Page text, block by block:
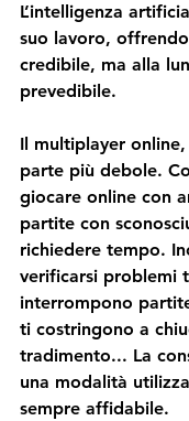
L’intelligenza
suo lavoro,
credibile, ma alla
prevedibile.
Il multiplayer
parte più debole.
giocare online con
partite con
richiedere tempo.
verificarsi problemi
interrompono
ti costringono a
tradimento... La
una modalità
sempre affidabile.